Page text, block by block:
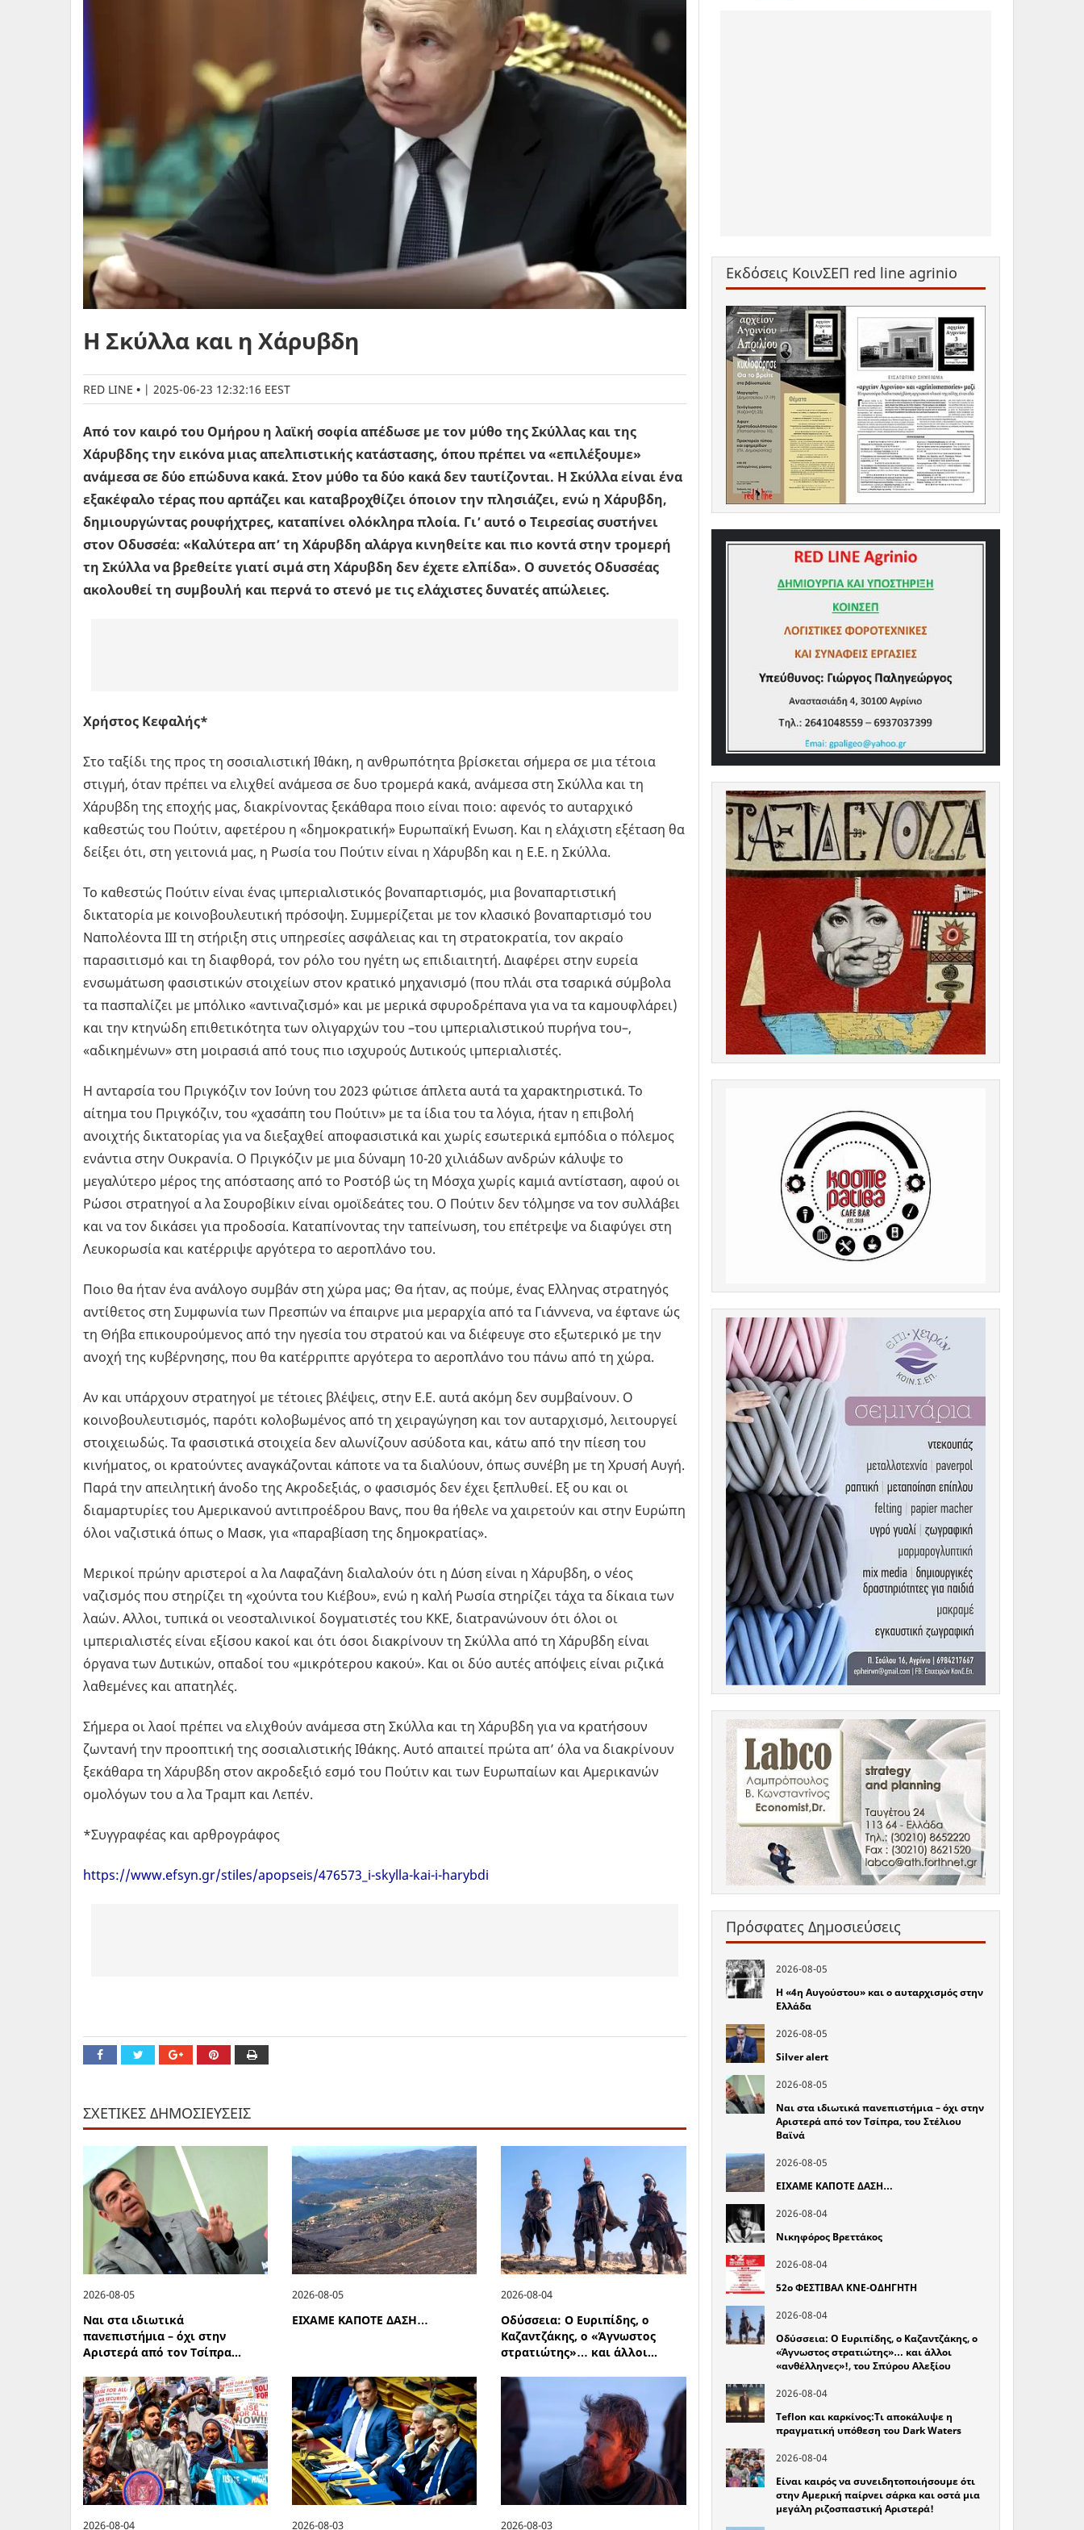
Η Σκύλλα και η Χάρυβδη
RED LINE | 2025-06-23 12:32:16 EEST
Από τον καιρό του Ομήρου η λαϊκή σοφία απέδωσε με τον μύθο της Σκύλλας και της
Χάρυβδης την εικόνα μιας απελπιστικής κατάστασης, όπου πρέπει να «επιλέξουμε»
ανάμεσα σε δύο επώδυνα κακά. Στον μύθο τα δύο κακά δεν ταυτίζονται. Η Σκύλλα είναι ένα
εξακέφαλο τέρας που αρπάζει και καταβροχθίζει όποιον την πλησιάζει, ενώ η Χάρυβδη,
δημιουργώντας ρουφήχτρες, καταπίνει ολόκληρα πλοία. Γι’ αυτό ο Τειρεσίας συστήνει
στον Οδυσσέα: «Καλύτερα απ’ τη Χάρυβδη αλάργα κινηθείτε και πιο κοντά στην τρομερή
τη Σκύλλα να βρεθείτε γιατί σιμά στη Χάρυβδη δεν έχετε ελπίδα». Ο συνετός Οδυσσέας
ακολουθεί τη συμβουλή και περνά το στενό με τις ελάχιστες δυνατές απώλειες.
Χρήστος Κεφαλής*
Στο ταξίδι της προς τη σοσιαλιστική Ιθάκη, η ανθρωπότητα βρίσκεται σήμερα σε μια τέτοια
στιγμή, όταν πρέπει να ελιχθεί ανάμεσα σε δυο τρομερά κακά, ανάμεσα στη Σκύλλα και τη
Χάρυβδη της εποχής μας, διακρίνοντας ξεκάθαρα ποιο είναι ποιο: αφενός το αυταρχικό
καθεστώς του Πούτιν, αφετέρου η «δημοκρατική» Ευρωπαϊκή Ενωση. Και η ελάχιστη εξέταση θα
δείξει ότι, στη γειτονιά μας, η Ρωσία του Πούτιν είναι η Χάρυβδη και η Ε.Ε. η Σκύλλα.
Το καθεστώς Πούτιν είναι ένας ιμπεριαλιστικός βοναπαρτισμός, μια βοναπαρτιστική
δικτατορία με κοινοβουλευτική πρόσοψη. Συμμερίζεται με τον κλασικό βοναπαρτισμό του
Ναπολέοντα ΙΙΙ τη στήριξη στις υπηρεσίες ασφάλειας και τη στρατοκρατία, τον ακραίο
παρασιτισμό και τη διαφθορά, τον ρόλο του ηγέτη ως επιδιαιτητή. Διαφέρει στην ευρεία
ενσωμάτωση φασιστικών στοιχείων στον κρατικό μηχανισμό (που πλάι στα τσαρικά σύμβολα
τα πασπαλίζει με μπόλικο «αντιναζισμό» και με μερικά σφυροδρέπανα για να τα καμουφλάρει)
και την κτηνώδη επιθετικότητα των ολιγαρχών του –του ιμπεριαλιστικού πυρήνα του–,
«αδικημένων» στη μοιρασιά από τους πιο ισχυρούς Δυτικούς ιμπεριαλιστές.
Η ανταρσία του Πριγκόζιν τον Ιούνη του 2023 φώτισε άπλετα αυτά τα χαρακτηριστικά. Το
αίτημα του Πριγκόζιν, του «χασάπη του Πούτιν» με τα ίδια του τα λόγια, ήταν η επιβολή
ανοιχτής δικτατορίας για να διεξαχθεί αποφασιστικά και χωρίς εσωτερικά εμπόδια ο πόλεμος
ενάντια στην Ουκρανία. Ο Πριγκόζιν με μια δύναμη 10-20 χιλιάδων ανδρών κάλυψε το
μεγαλύτερο μέρος της απόστασης από το Ροστόβ ώς τη Μόσχα χωρίς καμιά αντίσταση, αφού οι
Ρώσοι στρατηγοί α λα Σουροβίκιν είναι ομοϊδεάτες του. Ο Πούτιν δεν τόλμησε να τον συλλάβει
και να τον δικάσει για προδοσία. Καταπίνοντας την ταπείνωση, του επέτρεψε να διαφύγει στη
Λευκορωσία και κατέρριψε αργότερα το αεροπλάνο του.
Ποιο θα ήταν ένα ανάλογο συμβάν στη χώρα μας; Θα ήταν, ας πούμε, ένας Ελληνας στρατηγός
αντίθετος στη Συμφωνία των Πρεσπών να έπαιρνε μια μεραρχία από τα Γιάννενα, να έφτανε ώς
τη Θήβα επικουρούμενος από την ηγεσία του στρατού και να διέφευγε στο εξωτερικό με την
ανοχή της κυβέρνησης, που θα κατέρριπτε αργότερα το αεροπλάνο του πάνω από τη χώρα.
Αν και υπάρχουν στρατηγοί με τέτοιες βλέψεις, στην Ε.Ε. αυτά ακόμη δεν συμβαίνουν. Ο
κοινοβουλευτισμός, παρότι κολοβωμένος από τη χειραγώγηση και τον αυταρχισμό, λειτουργεί
στοιχειωδώς. Τα φασιστικά στοιχεία δεν αλωνίζουν ασύδοτα και, κάτω από την πίεση του
κινήματος, οι κρατούντες αναγκάζονται κάποτε να τα διαλύουν, όπως συνέβη με τη Χρυσή Αυγή.
Παρά την απειλητική άνοδο της Ακροδεξιάς, ο φασισμός δεν έχει ξεπλυθεί. Εξ ου και οι
διαμαρτυρίες του Αμερικανού αντιπροέδρου Βανς, που θα ήθελε να χαιρετούν και στην Ευρώπη
όλοι ναζιστικά όπως ο Μασκ, για «παραβίαση της δημοκρατίας».
Μερικοί πρώην αριστεροί α λα Λαφαζάνη διαλαλούν ότι η Δύση είναι η Χάρυβδη, ο νέος
ναζισμός που στηρίζει τη «χούντα του Κιέβου», ενώ η καλή Ρωσία στηρίζει τάχα τα δίκαια των
λαών. Αλλοι, τυπικά οι νεοσταλινικοί δογματιστές του ΚΚΕ, διατρανώνουν ότι όλοι οι
ιμπεριαλιστές είναι εξίσου κακοί και ότι όσοι διακρίνουν τη Σκύλλα από τη Χάρυβδη είναι
όργανα των Δυτικών, οπαδοί του «μικρότερου κακού». Και οι δύο αυτές απόψεις είναι ριζικά
λαθεμένες και απατηλές.
Σήμερα οι λαοί πρέπει να ελιχθούν ανάμεσα στη Σκύλλα και τη Χάρυβδη για να κρατήσουν
ζωντανή την προοπτική της σοσιαλιστικής Ιθάκης. Αυτό απαιτεί πρώτα απ’ όλα να διακρίνουν
ξεκάθαρα τη Χάρυβδη στον ακροδεξιό εσμό του Πούτιν και των Ευρωπαίων και Αμερικανών
ομολόγων του α λα Τραμπ και Λεπέν.
*Συγγραφέας και αρθρογράφος
https://www.efsyn.gr/stiles/apopseis/476573_i-skylla-kai-i-harybdi
ΣΧΕΤΙΚΕΣ ΔΗΜΟΣΙΕΥΣΕΙΣ
2026-08-05
Ναι στα ιδιωτικά
πανεπιστήμια – όχι στην
Αριστερά από τον Τσίπρα...
2026-08-05
ΕΙΧΑΜΕ ΚΑΠΟΤΕ ΔΑΣΗ…
2026-08-04
Οδύσσεια: Ο Ευριπίδης, ο
Καζαντζάκης, ο «Άγνωστος
στρατιώτης»… και άλλοι...
2026-08-04 2026-08-03 2026-08-03
Εκδόσεις ΚοινΣΕΠ red line agrinio
Πρόσφατες Δημοσιεύσεις
2026-08-05
Η «4η Αυγούστου» και ο αυταρχισμός στην
Ελλάδα
2026-08-05
Silver alert
2026-08-05
Ναι στα ιδιωτικά πανεπιστήμια – όχι στην
Αριστερά από τον Τσίπρα, του Στέλιου
Βαϊνά
2026-08-05
ΕΙΧΑΜΕ ΚΑΠΟΤΕ ΔΑΣΗ…
2026-08-04
Νικηφόρος Βρεττάκος
2026-08-04
52o ΦΕΣΤΙΒΑΛ ΚΝΕ-ΟΔΗΓΗΤΗ
2026-08-04
Οδύσσεια: Ο Ευριπίδης, ο Καζαντζάκης, ο
«Άγνωστος στρατιώτης»… και άλλοι
«ανθέλληνες»!, του Σπύρου Αλεξίου
2026-08-04
Teflon και καρκίνος:Τι αποκάλυψε η
πραγματική υπόθεση του Dark Waters
2026-08-04
Είναι καιρός να συνειδητοποιήσουμε ότι
στην Αμερική παίρνει σάρκα και οστά μια
μεγάλη ριζοσπαστική Αριστερά!